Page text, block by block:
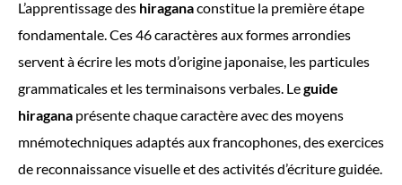
L’apprentissage des hiraganaconstitue la première étape
fondamentale. Ces 46 caractères aux formes arrondies
servent à écrire les mots d’origine japonaise, les particules
grammaticales et les terminaisons verbales. Leguide
hiragana présente chaque caractère avec des moyens
mnémotechniques adaptés aux francophones, des exercices
de reconnaissance visuelle et des activités d’écriture guidée.